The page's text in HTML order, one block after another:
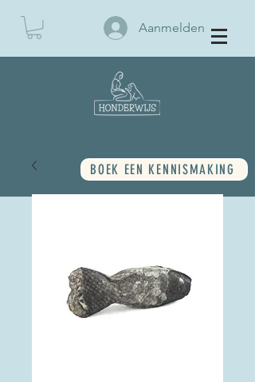
BOEK EEN KENNISMAKING
Aanmelden